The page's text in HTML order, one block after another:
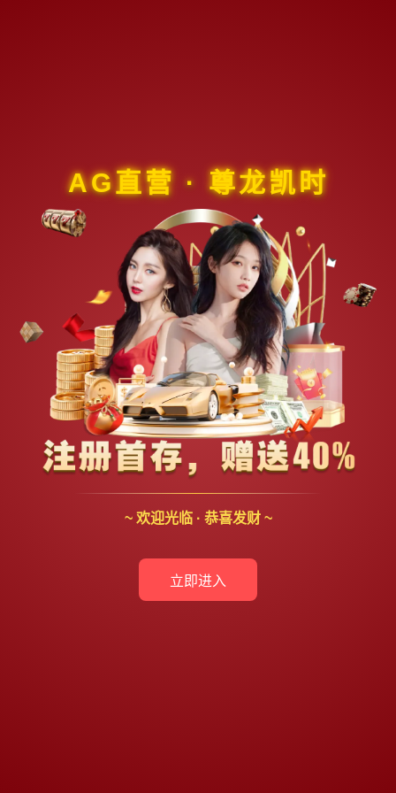
AG直营 · 尊龙凯时
~ 欢迎光临 · 恭喜发财 ~
立即进入